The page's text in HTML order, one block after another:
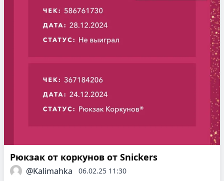
Рюкзак от коркунов от Snickers
@Kalimahka 06.02.25 11:30